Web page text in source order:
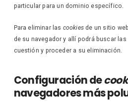
particular para un dominio específico.
Para eliminar las cookiesde un sitio
de su navegador y allí podrá buscar
cuestión y proceder a su eliminación.
Configuración de
navegadores más